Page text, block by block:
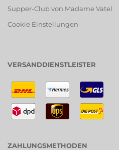
Supper-Club von Madame Vatel
Cookie Einstellungen
VERSANDDIENSTLEISTER
ZAHLUNGSMETHODEN